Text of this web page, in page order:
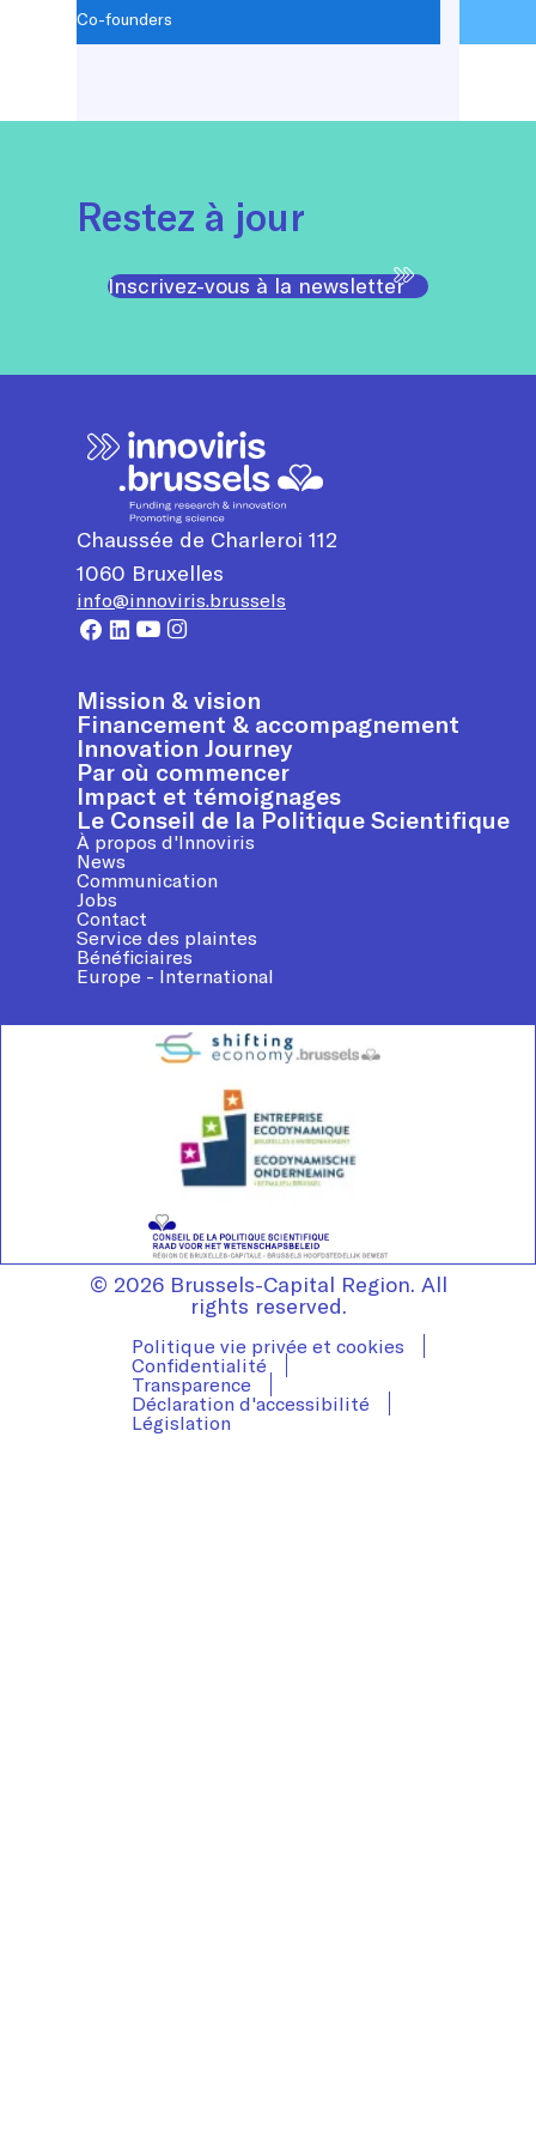
Co-founders
Restez à jour
Inscrivez-vous à la newsletter
Chaussée de Charleroi 112
1060 Bruxelles
info@innoviris.brussels
Mission & vision
Financement & accompagnement
Innovation Journey
Par où commencer
Impact et témoignages
Le Conseil de la Politique Scientifique
À propos d'Innoviris
News
Communication
Jobs
Contact
Service des plaintes
Bénéficiaires
Europe - International
© 2026 Brussels-Capital Region. All
rights reserved.
Politique vie privée et cookies
Confidentialité
Transparence
Déclaration d'accessibilité
Législation